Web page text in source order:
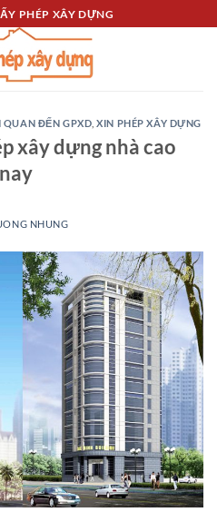
PHÉP XÂY DỰNG
QUAN ĐẾN GPXD ,XIN PHÉP XÂY DỰNG
xây dựng nhà cao
NHUNG